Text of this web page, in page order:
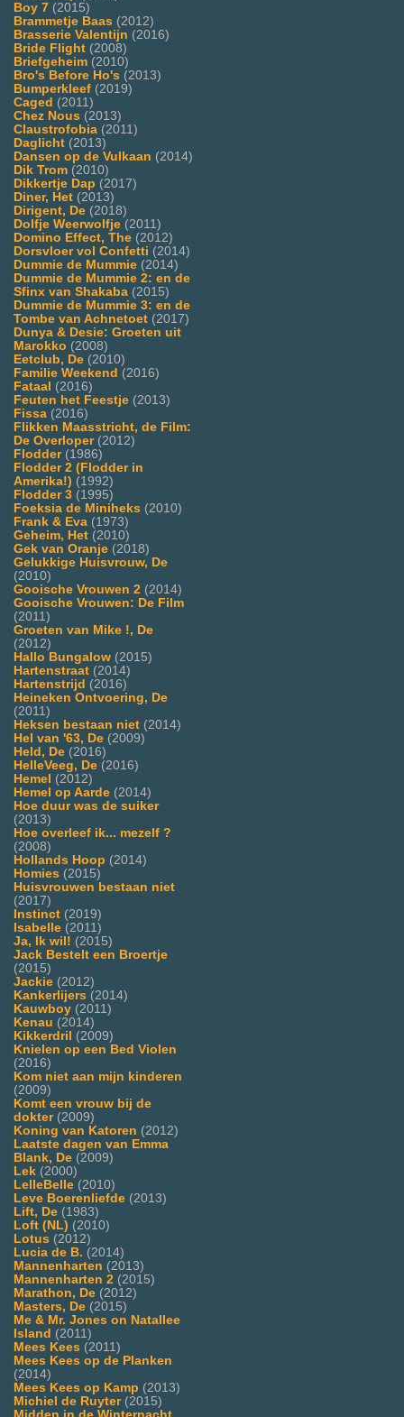
Boy 7 (2015)
Brammetje Baas (2012)
Brasserie Valentijn (2016)
Bride Flight (2008)
Briefgeheim (2010)
Bro's Before Ho's (2013)
Bumperkleef (2019)
Caged (2011)
Chez Nous (2013)
Claustrofobia (2011)
Daglicht (2013)
Dansen op de Vulkaan (2014)
Dik Trom (2010)
Dikkertje Dap (2017)
Diner, Het (2013)
Dirigent, De (2018)
Dolfje Weerwolfje (2011)
Domino Effect, The (2012)
Dorsvloer vol Confetti (2014)
Dummie de Mummie (2014)
Dummie de Mummie 2: en de
Sfinx van Shakaba (2015)
Dummie de Mummie 3: en de
Tombe van Achnetoet (2017)
Dunya & Desie: Groeten uit
Marokko (2008)
Eetclub, De (2010)
Familie Weekend (2016)
Fataal (2016)
Feuten het Feestje (2013)
Fissa (2016)
Flikken Maasstricht, de Film:
De Overloper(2012)
Flodder(1986)
Flodder 2 (Flodder in
Amerika!) (1992)
Flodder 3 (1995)
Foeksia de Miniheks (2010)
Frank & Eva (1973)
Geheim, Het (2010)
Gek van Oranje (2018)
Gelukkige Huisvrouw, De
(2010)
Gooische Vrouwen 2 (2014)
Gooische Vrouwen: De Film
(2011)
Groeten van Mike !, De
(2012)
Hallo Bungalow (2015)
Hartenstraat (2014)
Hartenstrijd (2016)
Heineken Ontvoering, De
(2011)
Heksen bestaan niet (2014)
Hel van '63, De (2009)
Held, De (2016)
HelleVeeg, De (2016)
Hemel (2012)
Hemel op Aarde (2014)
Hoe duur was de suiker
(2013)
Hoe overleef ik... mezelf ?
(2008)
Hollands Hoop (2014)
Homies (2015)
Huisvrouwen bestaan niet
(2017)
Instinct (2019)
Isabelle (2011)
Ja, Ik wil! (2015)
Jack Bestelt een Broertje
(2015)
Jackie (2012)
Kankerlijers (2014)
Kauwboy (2011)
Kenau (2014)
Kikkerdril
(2009)
Knielen op een Bed Violen
(2016)
Kom niet aan mijn kinderen
(2009)
Komt een vrouw bij de
dokter(2009)
Koning van Katoren (2012)
Laatste dagen van Emma
Blank, De (2009)
Lek (2000)
LelleBelle (2010)
Leve Boerenliefde (2013)
Lift, De (1983)
Loft (NL) (2010)
Lotus (2012)
Lucia de B. (2014)
Mannenharten (2013)
Mannenharten 2 (2015)
Marathon, De (2012)
Masters, De (2015)
Me & Mr. Jones on Natallee
Island (2011)
Mees Kees (2011)
Mees Kees op de Planken
(2014)
Mees Kees op Kamp (2013)
Michiel de Ruyter(2015)